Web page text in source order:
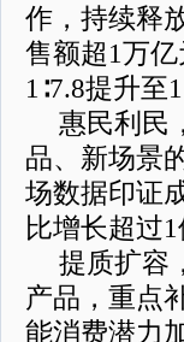
作，持续释
售额超1万
1∶7.8提升至
惠民利民
品、新场景
场数据印证
比增长超过1
提质扩容
产品，重点
能消费潜力